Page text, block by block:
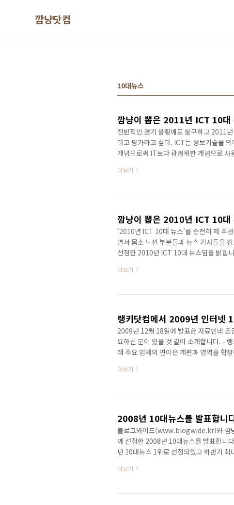
깜냥닷컴
10대뉴스
깜냥이 뽑은 2011년 ICT 10대
전반적인 경기 불황에도 불구하고 2011
다고 평가하고 싶다. ICT는 정보기술을
개념으로써 IT보다 광범위한 개념으로
에 가장 이슈가 되었던 ICT 10대 뉴스를
는 점을 밝혀두는 바이다. 1. 스티브 잡스
더보기
깜냥이 뽑은 2010년 ICT 10대
'2010년 ICT 10대 뉴스'를 순전히 제 주
면서 몸소 느낀 부분들과 뉴스 기사들을
선정한 2010년 ICT 10대 뉴스임을 밝힙
IT업계 종사자들만 쓰는 폰이 아닌 대중적
소셜미디어가 이제는 웹의 대세로 떠오
더보기
랭키닷컴에서 2009년 인터넷
2009년 12월 18일에 발표한 자료인데
요하신 분이 있을 것 같아 소개합니다. -
래 주요 업체의 연이은 개편과 영역을 확
어느 해보다도 오프라인의 경제상황 및
전문 랭키닷컴에서 “2009년 인터넷 10
더보기
2008년 10대뉴스를 발표합니
블로그와이드(www.blogwide.kr)와 깜
께 선정한 2008년 10대뉴스를 발표합니
년 10대뉴스 1위로 선정되었고 하반기
않았기 때문에 미완의 걸작이라고 할 수
융위기와 경제위기 미국의 서브프라임
더보기